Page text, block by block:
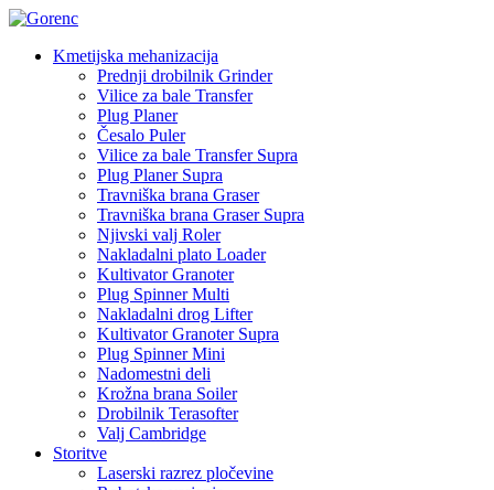
Kmetijska mehanizacija
Prednji drobilnik Grinder
Vilice za bale Transfer
Plug Planer
Česalo Puler
Vilice za bale Transfer Supra
Plug Planer Supra
Travniška brana Graser
Travniška brana Graser Supra
Njivski valj Roler
Nakladalni plato Loader
Kultivator Granoter
Plug Spinner Multi
Nakladalni drog Lifter
Kultivator Granoter Supra
Plug Spinner Mini
Nadomestni deli
Krožna brana Soiler
Drobilnik Terasofter
Valj Cambridge
Storitve
Laserski razrez pločevine